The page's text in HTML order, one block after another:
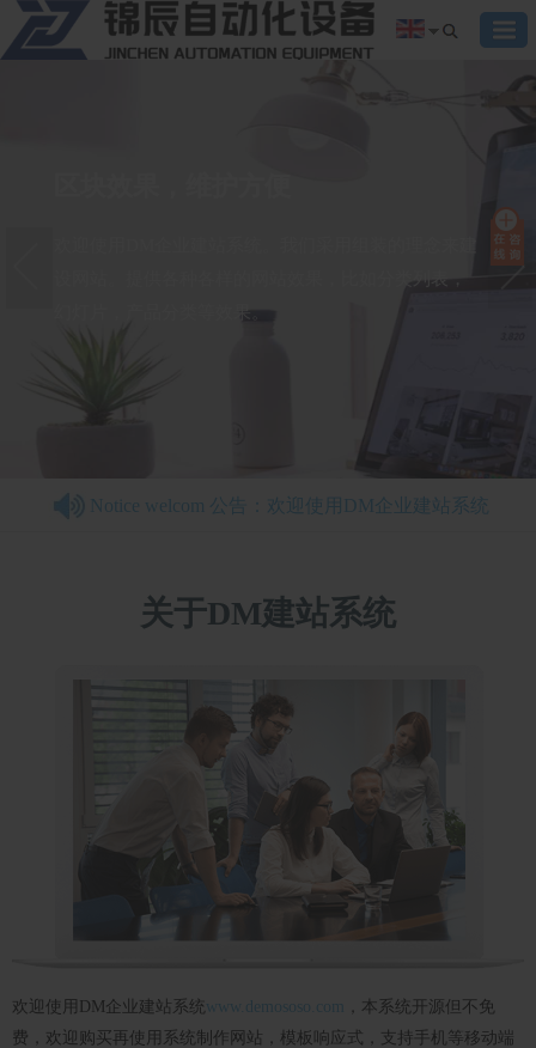
Notice welcom 公告：欢迎使用DM企业建站系统
关于DM建站系统
欢迎使用DM企业建站系统 www.demososo.com
，本系统开源但不免
费，欢迎购买再使用系统制作网站，模板响应式，支持手机等移动端